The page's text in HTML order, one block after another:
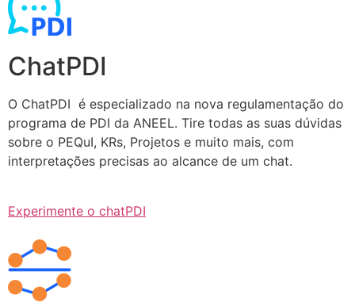
ChatPDI
O ChatPDI é especializado na nova regulamentação do
programa de PDI da ANEEL. Tire todas as suas dúvidas
sobre o PEQuI, KRs, Projetos e muito mais, com
interpretações precisas ao alcance de um chat.
Experimente o chatPDI